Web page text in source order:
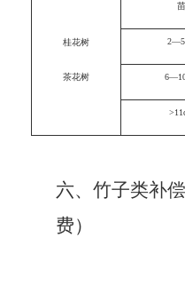
桂花树
茶花树
苗
六、竹子类补
费）